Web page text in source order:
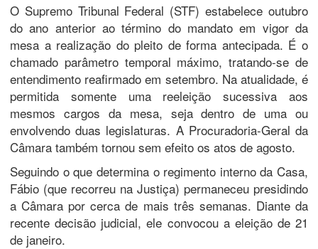
O Supremo Tribunal Federal (STF) estabelece outubro
do ano anterior ao término do mandato em vigor da
mesa a realização do pleito de forma antecipada. É o
chamado parâmetro temporal máximo, tratando-se de
entendimento reafirmado em setembro. Na atualidade, é
permitida somente uma reeleição sucessiva aos
mesmos cargos da mesa, seja dentro de uma ou
envolvendo duas legislaturas. A Procuradoria-Geral da
Câmara também tornou sem efeito os atos de agosto.
Seguindo o que determina o regimento interno da Casa,
Fábio (que recorreu na Justiça) permaneceu presidindo
a Câmara por cerca de mais três semanas. Diante da
recente decisão judicial, ele convocou a eleição de 21
de janeiro.